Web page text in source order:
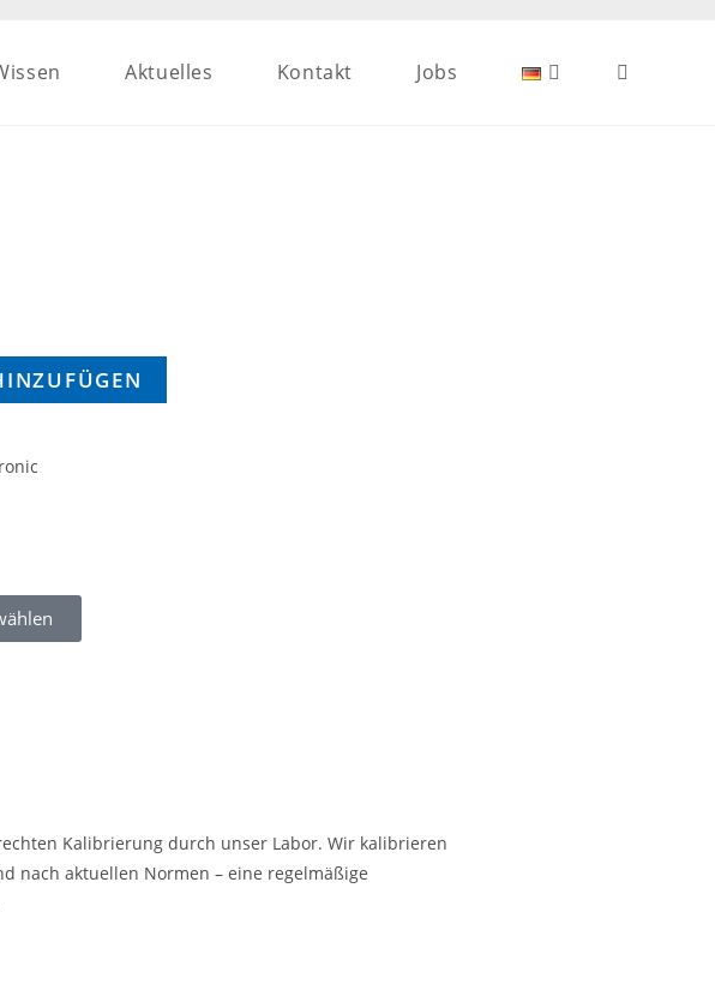
Aktuelles Kontakt Jobs
Kalibrierung durch unser Labor. Wir kalibrieren
nach aktuellen Normen – eine regelmäßige